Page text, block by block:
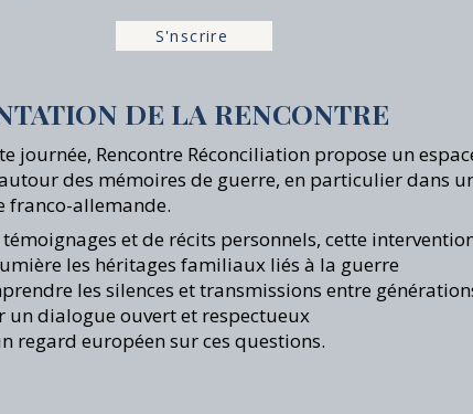
S'nscrire
DE LA RENCONTRE
journée, Rencontre Réconciliation propose un
autour des mémoires de guerre, en particulier dans
franco-allemande.
et de récits personnels, cette
les héritages familiaux liés à la guerre
les silences et transmissions entre
un dialogue ouvert et respectueux
regard européen sur ces questions.